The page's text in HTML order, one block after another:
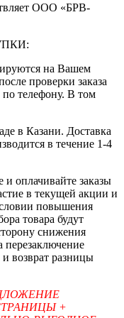
ООО «БРВ-
на Вашем
проверки заказа
по телефону. В том
в Казани. Доставка
в течение 1-4
оплачивайте заказы
в текущей акции и
повышения
товара будут
снижения
перезаключение
возврат разницы
+